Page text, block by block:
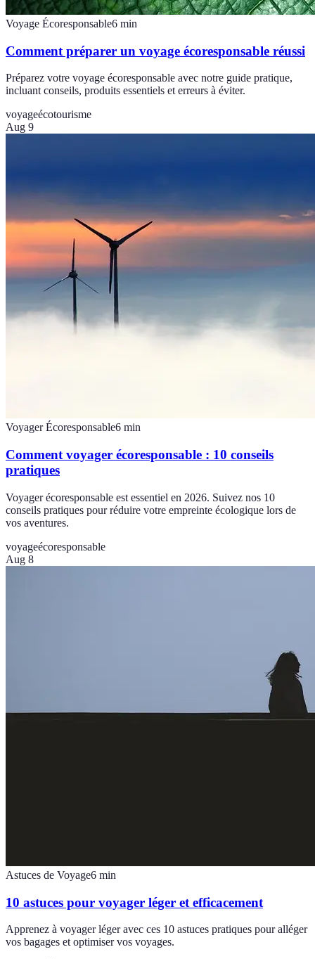
Voyage Écoresponsable6 min
Comment préparer un voyage écoresponsable réussi
Préparez votre voyage écoresponsable avec notre guide pratique,
incluant conseils, produits essentiels et erreurs à éviter.
voyageécotourisme
Aug 9
Voyager Écoresponsable6 min
Comment voyager écoresponsable : 10 conseils
pratiques
Voyager écoresponsable est essentiel en 2026. Suivez nos 10
conseils pratiques pour réduire votre empreinte écologique lors de
vos aventures.
voyageécoresponsable
Aug 8
Astuces de Voyage6 min
10 astuces pour voyager léger et efficacement
Apprenez à voyager léger avec ces 10 astuces pratiques pour alléger
vos bagages et optimiser vos voyages.